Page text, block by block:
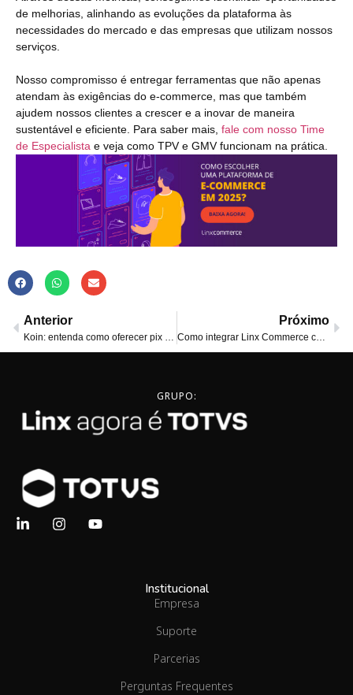
de melhorias, alinhando as evoluções da plataforma às
necessidades do mercado e das empresas que utilizam nossos
serviços.
Nosso compromisso é entregar ferramentas que não apenas
atendam às exigências do e-commerce, mas que também
ajudem nossos clientes a crescer e a inovar de maneira
sustentável e eficiente. Para saber mais, fale com nosso Time
de Especialista e veja como TPV e GMV funcionam na prática.
Anterior Próximo
Como integrar Linx Commerce com marketplaces e vender mais?
GRUPO:
Institucional
Empresa
Suporte
Parcerias
Perguntas Frequentes